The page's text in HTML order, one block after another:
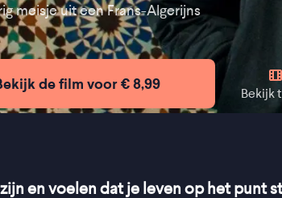
meisje uit een Frans-Algerijns
de film voor € 8,99
Bekijk
en voelen dat je leven op het punt